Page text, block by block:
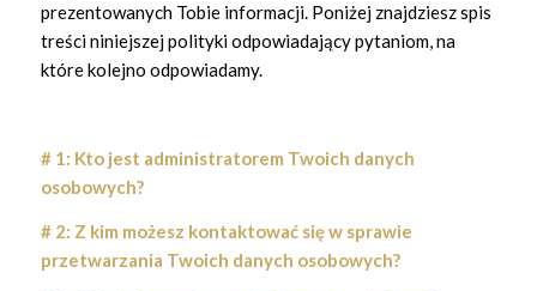
prezentowanych Tobie informacji. Poniżej znajdziesz spis
treści niniejszej polityki odpowiadający pytaniom, na
które kolejno odpowiadamy.
# 1: Kto jest administratorem Twoich danych
osobowych?
# 2: Z kim możesz kontaktować się w sprawie
przetwarzania Twoich danych osobowych?